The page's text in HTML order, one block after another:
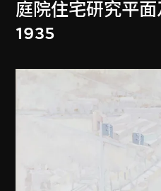
庭院住宅研究平
1935